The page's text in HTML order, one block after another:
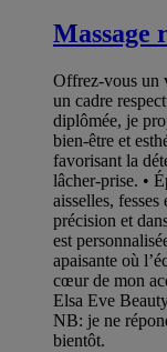
Massage
Offrez-vous un
un cadre
diplômée, je
bien-être et
favorisant la
lâcher-prise. •
aisselles, fesses
précision et
est
apaisante où
cœur de mon
Elsa Eve
NB: je ne
bientôt.